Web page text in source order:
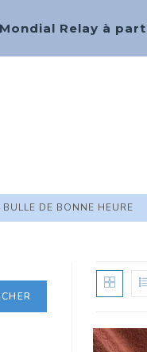
Relay à
DE BONNE HEURE